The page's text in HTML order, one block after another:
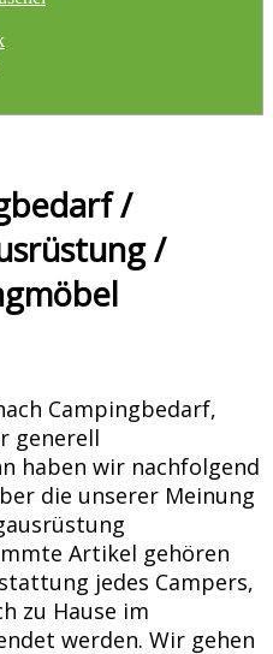
/
/
Campingbedarf,
generell
haben wir nachfolgend
die unserer Meinung
Artikel gehören
jedes Campers,
zu Hause im
werden. Wir gehen